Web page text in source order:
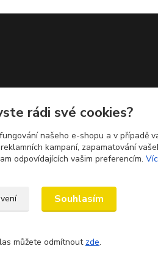
rádi své cookies?
našeho e-shopu a v případě
kampaní, zapamatování
odpovídajících vašim preferencím.
Souhlasím
můžete odmítnout zde.